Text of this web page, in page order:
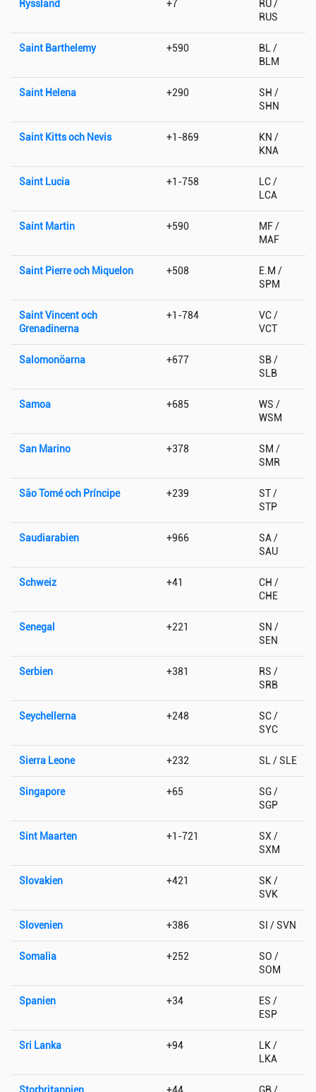
Ryssland +7
RU /
RUS
Saint Barthelemy +590
BL /
BLM
Saint Helena +290
SH /
SHN
Saint Kitts och Nevis +1-869
KN /
KNA
Saint Lucia +1-758
LC /
LCA
Saint Martin +590
MF /
MAF
Saint Pierre och Miquelon +508
E.M /
SPM
Saint Vincent och
Grenadinerna
+1-784
VC /
VCT
Salomonöarna +677
SB /
SLB
Samoa +685
WS /
WSM
San Marino +378
SM /
SMR
São Tomé och Príncipe +239
ST /
STP
Saudiarabien +966
SA /
SAU
Schweiz +41
CH /
CHE
Senegal +221
SN /
SEN
Serbien +381
RS /
SRB
Seychellerna +248
SC /
SYC
Sierra Leone +232 SL / SLE
Singapore +65
SG /
SGP
Sint Maarten +1-721
SX /
SXM
Slovakien +421
SK /
SVK
Slovenien +386 SI / SVN
Somalia +252
SO /
SOM
Spanien +34
ES /
ESP
Sri Lanka +94
LK /
LKA
Storbritannien +44
GB /